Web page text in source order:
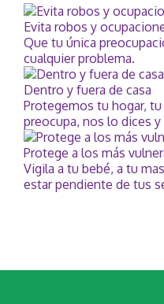
Evita robos y
Que tu única
cualquier problema.
Dentro y fuera de casa
Protegemos tu hogar,
preocupa, nos lo dices
Protege a los más
Vigila a tu bebé, a tu
estar pendiente de tus